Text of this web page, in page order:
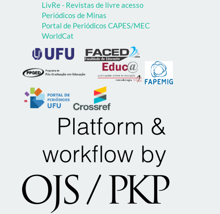
LivRe - Revistas de livre acesso
Periódicos de Minas
Portal de Periódicos CAPES/MEC
WorldCat